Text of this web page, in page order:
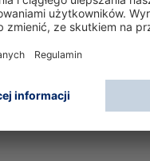
2 Vol% CO2